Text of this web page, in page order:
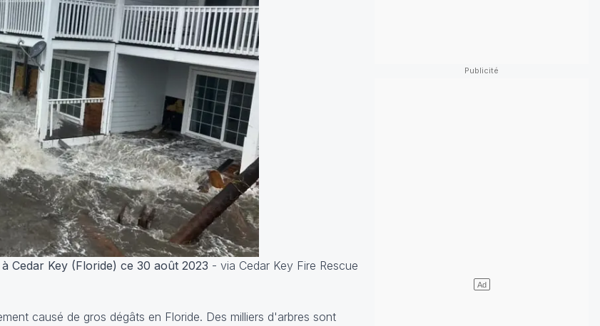
Cedar Key (Floride) ce 30 août 2023 - via Cedar Key Fire Rescue
causé de gros dégâts en Floride. Des milliers d'arbres sont